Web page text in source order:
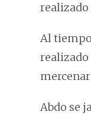
realizado
Al
realizado
Abdo se